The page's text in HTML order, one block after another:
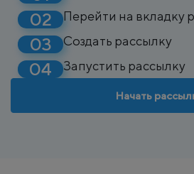
Перейти на вкладку
Создать рассылку
Запустить рассылку
Начать